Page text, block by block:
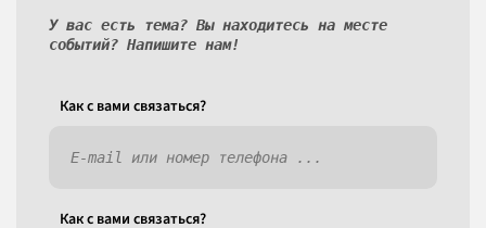
У вас есть тема? Вы находитесь на месте
событий? Напишите нам!
Как c вами связаться?
Как c вами связаться?